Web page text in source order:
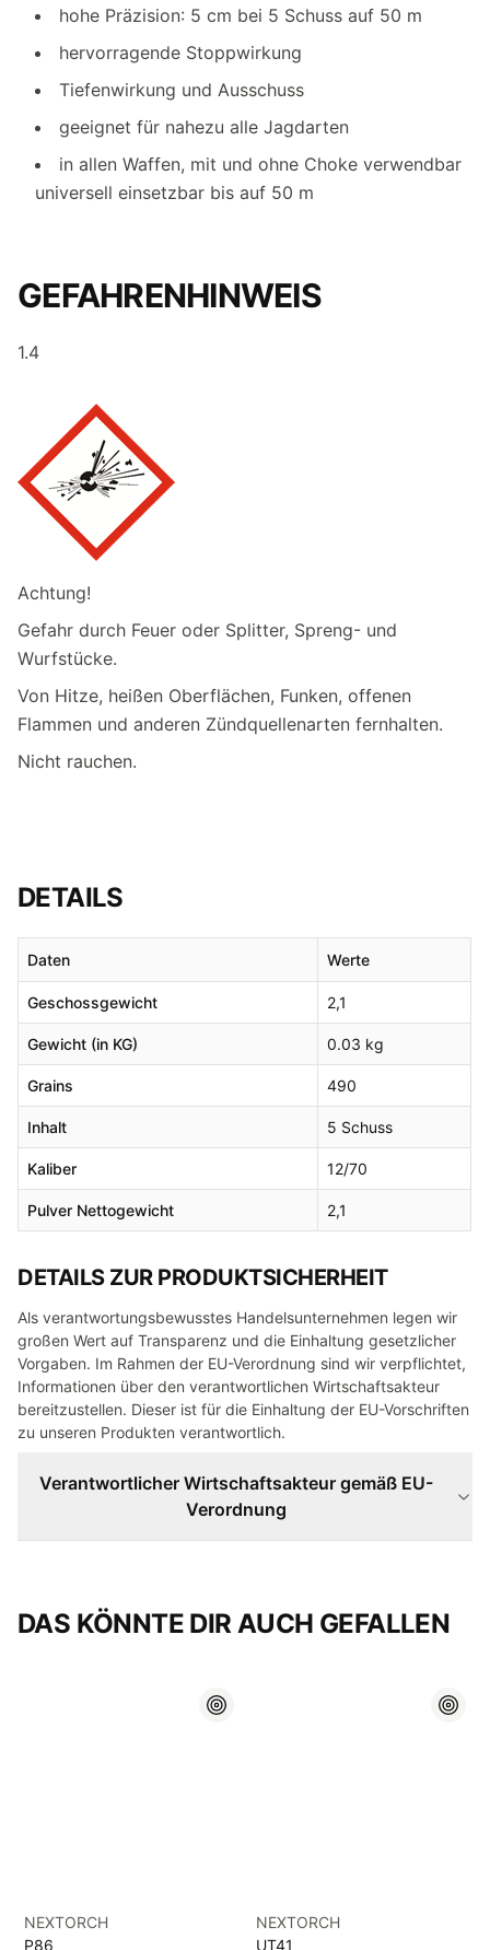
hohe Präzision: 5 cm bei 5 Schuss auf 50 m
hervorragende Stoppwirkung
Tiefenwirkung und Ausschuss
geeignet für nahezu alle Jagdarten
in allen Waffen, mit und ohne Choke verwendbar
universell einsetzbar bis auf 50 m
GEFAHRENHINWEIS
1.4
Achtung!
Gefahr durch Feuer oder Splitter, Spreng- und
Wurfstücke.
Von Hitze, heißen Oberflächen, Funken, offenen
Flammen und anderen Zündquellenarten fernhalten.
Nicht rauchen.
DETAILS
Daten Werte
Geschossgewicht 2,1
Gewicht (in KG) 0.03 kg
Grains 490
Inhalt 5 Schuss
Kaliber 12/70
Pulver Nettogewicht 2,1
DETAILS ZUR PRODUKTSICHERHEIT
Als verantwortungsbewusstes Handelsunternehmen legen wir
großen Wert auf Transparenz und die Einhaltung gesetzlicher
Vorgaben. Im Rahmen der EU-Verordnung sind wir verpflichtet,
Informationen über den verantwortlichen Wirtschaftsakteur
bereitzustellen. Dieser ist für die Einhaltung der EU-Vorschriften
zu unseren Produkten verantwortlich.
Verantwortlicher Wirtschaftsakteur gemäß EU-
Verordnung
DAS KÖNNTE DIR AUCH GEFALLEN
NEXTORCH
P86
NEXTORCH
UT41